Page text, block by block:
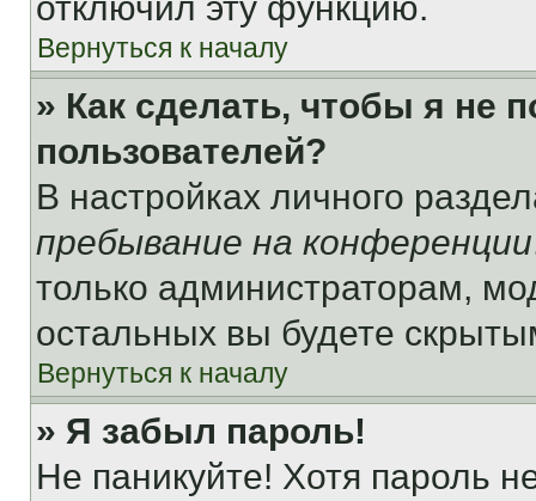
Вернуться к началу
» Как сделать, чтобы я не
пользователей?
В настройках личного
пребывание на конференции
только администраторам,
остальных вы будете
Вернуться к началу
» Я забыл пароль!
Не паникуйте! Хотя пароль